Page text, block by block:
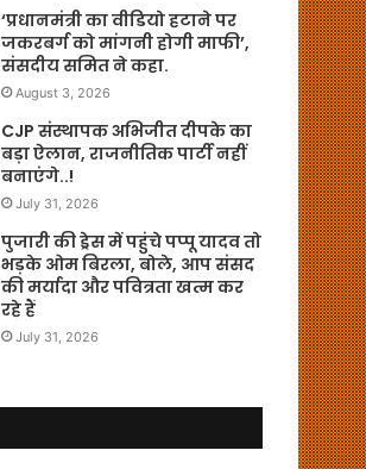
‘प्रधानमंत्री का वीडियो हटाने पर
जकरबर्ग को मांगनी होगी माफी’,
संसदीय समित ने कहा.
August 3, 2026
CJP संस्थापक अभिजीत दीपके का
बड़ा ऐलान, राजनीतिक पार्टी नहीं
बनाएंगे..!
July 31, 2026
पुजारी की ड्रेस में पहुंचे पप्पू यादव तो
भड़के ओम बिरला, बोले, आप संसद
की मर्यादा और पवित्रता खत्म कर
रहे हैं
July 31, 2026